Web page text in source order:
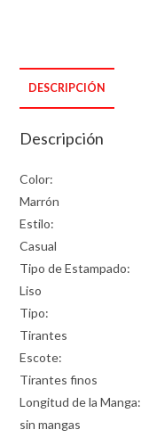
DESCRIPCIÓN
Descripción
Color:
Marrón
Estilo:
Casual
Tipo de Estampado:
Liso
Tipo:
Tirantes
Escote:
Tirantes finos
Longitud de la Manga:
sin mangas